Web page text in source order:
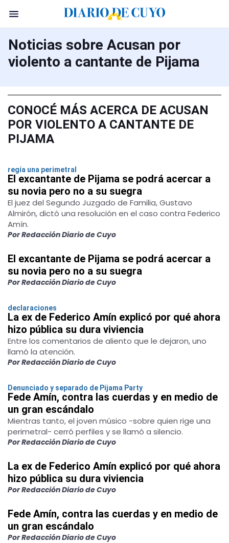
Noticias sobre Acusan por
violento a cantante de Pijama
CONOCÉ MÁS ACERCA DE ACUSAN
POR VIOLENTO A CANTANTE DE
PIJAMA
regía una perimetral
El excantante de Pijama se podrá acercar a
su novia pero no a su suegra
El juez del Segundo Juzgado de Familia, Gustavo
Almirón, dictó una resolución en el caso contra Federico
Amín.
Por Redacción Diario de Cuyo
El excantante de Pijama se podrá acercar a
su novia pero no a su suegra
Por Redacción Diario de Cuyo
declaraciones
La ex de Federico Amín explicó por qué ahora
hizo pública su dura viviencia
Entre los comentarios de aliento que le dejaron, uno
llamó la atención.
Por Redacción Diario de Cuyo
Denunciado y separado de Pijama Party
Fede Amín, contra las cuerdas y en medio de
un gran escándalo
Mientras tanto, el joven músico -sobre quien rige una
perimetral- cerró perfiles y se llamó a silencio.
Por Redacción Diario de Cuyo
La ex de Federico Amín explicó por qué ahora
hizo pública su dura viviencia
Por Redacción Diario de Cuyo
Fede Amín, contra las cuerdas y en medio de
un gran escándalo
Por Redacción Diario de Cuyo